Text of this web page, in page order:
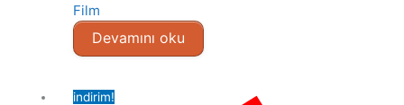
Film
Devamını oku
indirim!